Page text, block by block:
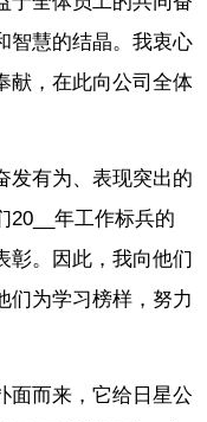
智慧的结晶。我衷心
献，在此向公司全体
发有为、表现突出的
20__年工作标兵的
彰。因此，我向他们
们为学习榜样，努力
面而来，它给日星公